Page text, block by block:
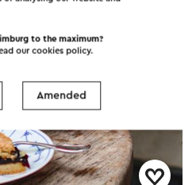
to the maximum?
ourcookies policy.
Amended